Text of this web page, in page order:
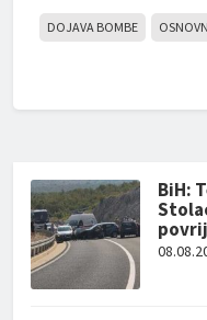
DOJAVA BOMBE
BiH: